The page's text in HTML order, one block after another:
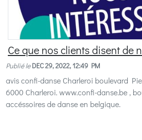
Ce que nos clients disent de
Publié le DEC 29, 2022, 12:49 PM
avis confi-danse Charleroi boulevard
6000 Charleroi. www.confi-danse.be ,
accéssoires de danse en belgique.